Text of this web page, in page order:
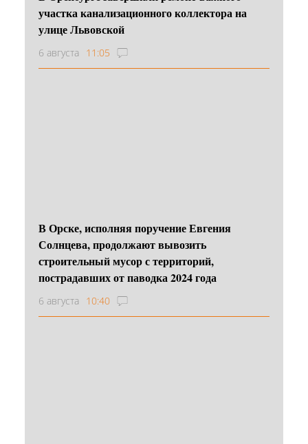
участка канализационного коллектора на
улице Львовской
6 августа 11:05
В Орске, исполняя поручение Евгения
Солнцева, продолжают вывозить
строительный мусор с территорий,
пострадавших от паводка 2024 года
6 августа 10:40